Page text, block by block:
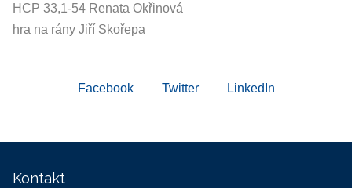
HCP 33,1-54 Renata Okřinová
hra na rány Jiří Skořepa
Facebook Twitter LinkedIn
Kontakt